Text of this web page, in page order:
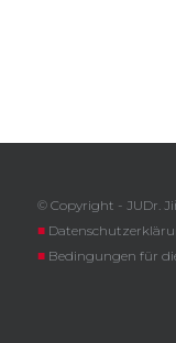
© Copyright - JUDr.
■
■ Bedingungen für